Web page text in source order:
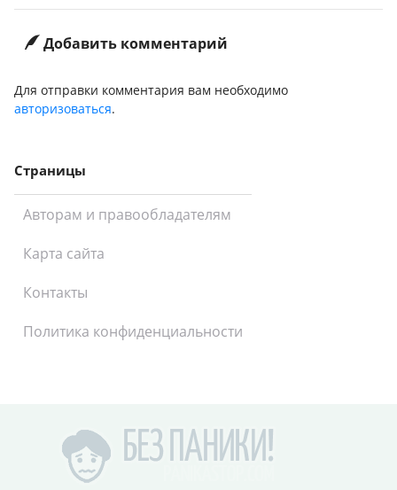
Добавить комментарий
Для отправки комментария вам необходимо
авторизоваться.
Страницы
Авторам и правообладателям
Карта сайта
Контакты
Политика конфиденциальности